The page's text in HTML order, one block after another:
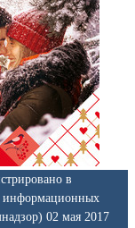
в
информационных
02 мая 2017